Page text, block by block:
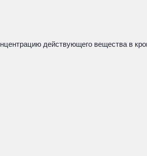
действующего вещества в